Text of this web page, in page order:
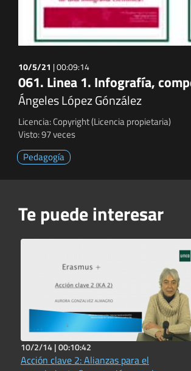
10/5/21 |00:09:14
061. Linea 1. Infografía,
Ángeles López Gónzález
Licencia: Copyright (Licencia propietaria)
Visto: 97 veces
Pedagogía
Te puede interesar
10/2/14 |00:10:42
Acción clave 2: Alianzas para el